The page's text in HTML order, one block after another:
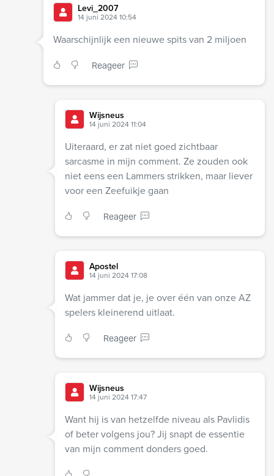
Levi_2007
14 juni 2024 10:54
Waarschijnlijk een nieuwe spits van 2 miljoen
Reageer
Wijsneus
14 juni 2024 11:04
Uiteraard, er zat niet goed zichtbaar
sarcasme in mijn comment. Ze zouden ook
niet eens een Lammers strikken, maar liever
voor een Zeefuikje gaan
Reageer
Apostel
14 juni 2024 17:08
Wat jammer dat je, je over één van onze AZ
spelers kleinerend uitlaat.
Reageer
Wijsneus
14 juni 2024 17:47
Want hij is van hetzelfde niveau als Pavlidis
of beter volgens jou? Jij snapt de essentie
van mijn comment donders goed.